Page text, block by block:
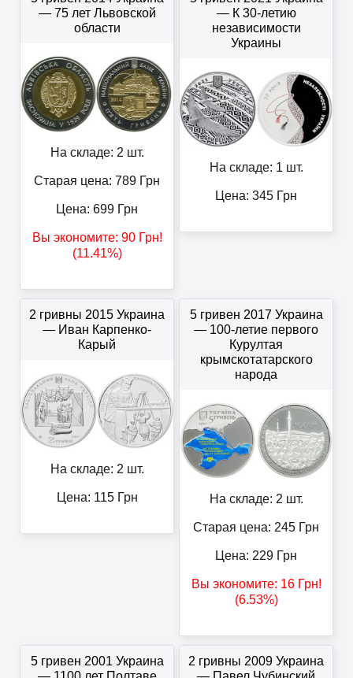
— 75 лет Львовской
области
На складе: 2 шт.
Старая цена: 789 Грн
Цена: 699 Грн
Вы экономите: 90Грн!
(11.41%)
— К 30-летию
независимости
Украины
На складе: 1 шт.
Цена: 345 Грн
2 гривны 2015 Украина
— Иван Карпенко-
Карый
На складе: 2 шт.
Цена: 115Грн
5 гривен 2017 Украина
— 100-летие первого
Курултая
крымскотатарского
народа
На складе: 2 шт.
Старая цена: 245 Грн
Цена: 229 Грн
Вы экономите: 16Грн!
(6.53%)
5 гривен 2001 Украина
2 гривны 2009 Украина